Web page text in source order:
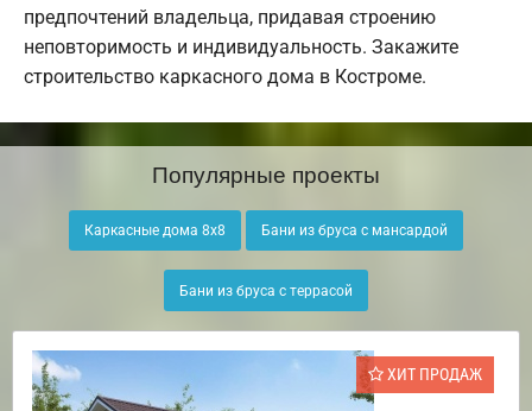
предпочтений владельца, придавая строению
неповторимость и индивидуальность. Закажите
строительство каркасного дома в Костроме.
Популярные проекты
Каркасные дома 8х8 Бани из бруса с мансардой
Бани из бруса с террасой
ХИТ ПРОДАЖ